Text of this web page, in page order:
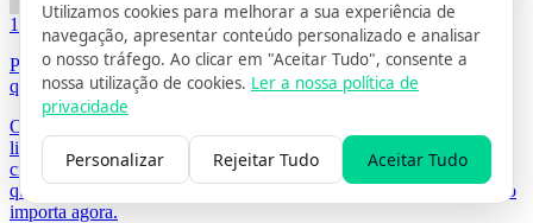
14/04/2026 3 MIN DE LEITURA
POR GRÉGORY STOOS
Por que a Pesquisa por IA está a Substituir o SEO Tradicional (e o
que isso significa para o seu negócio)
Os assistentes de IA respondem diretamente às perguntas — sem
links azuis, sem cliques. Para empresas que construíram o seu
crescimento na pesquisa orgânica, esta é uma mudança estrutural
que requer um novo manual. Veja o que está a mudar e por que isso
importa agora.
Utilizamos cookies para melhorar a sua experiência de
navegação, apresentar conteúdo personalizado e analisar
o nosso tráfego. Ao clicar em "Aceitar Tudo", consente a
nossa utilização de cookies. Ler a nossa política de
privacidade
Personalizar Rejeitar Tudo Aceitar Tudo